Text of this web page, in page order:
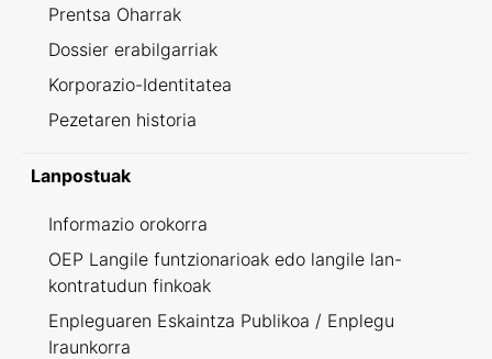
Prentsa Oharrak
Dossier erabilgarriak
Korporazio-Identitatea
Pezetaren historia
Lanpostuak
Informazio orokorra
OEP Langile funtzionarioak edo langile lan-
kontratudun finkoak
Enpleguaren Eskaintza Publikoa / Enplegu
Iraunkorra